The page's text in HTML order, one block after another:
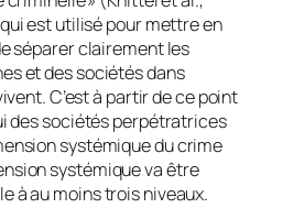
est utilisé pour mettre en
séparer clairement les
et des sociétés dans
C’est à partir de ce point
des sociétés perpétratrices
systémique du crime
systémique va être
à au moins trois niveaux.